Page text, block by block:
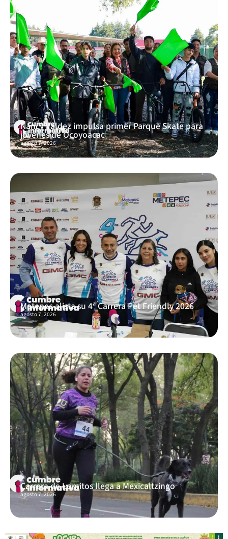
Nancy Valdez impulsa primer Parque Skate para
jóvenes de Ocoyoacac
agosto 7, 2026
Metepec alista su 4ª Carrera Pet Friendly 2026
agosto 7, 2026
Carrera de Lomitos llega a Mexicaltzingo
agosto 7, 2026